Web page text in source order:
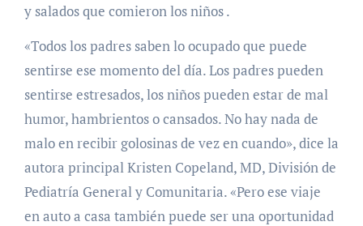
y salados que comieron los niños .
«Todos los padres saben lo ocupado que puede
sentirse ese momento del día. Los padres pueden
sentirse estresados, los niños pueden estar de mal
humor, hambrientos o cansados. No hay nada de
malo en recibir golosinas de vez en cuando», dice la
autora principal Kristen Copeland, MD, División de
Pediatría General y Comunitaria. «Pero ese viaje
en auto a casa también puede ser una oportunidad